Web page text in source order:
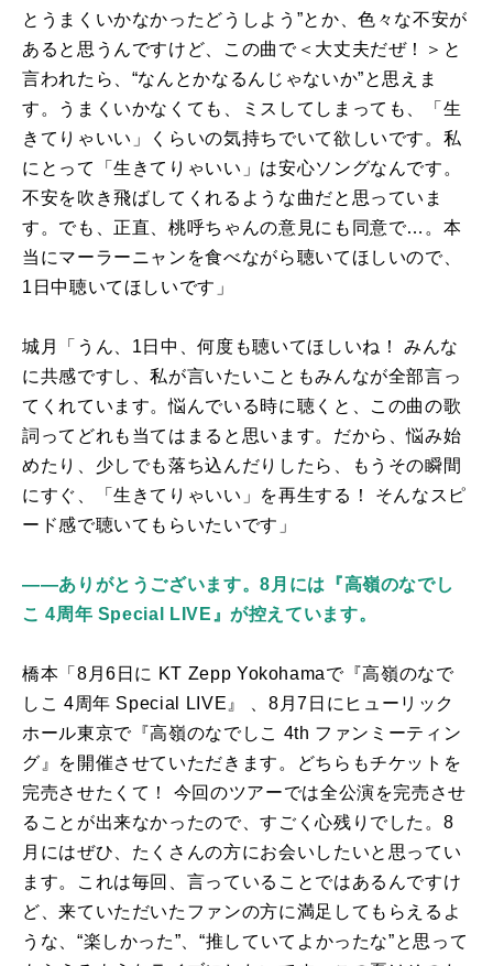
とうまくいかなかったどうしよう”とか、色々な不安が
あると思うんですけど、この曲で＜大丈夫だぜ！＞と
言われたら、“なんとかなるんじゃないか”と思えま
す。うまくいかなくても、ミスしてしまっても、「生
きてりゃいい」くらいの気持ちでいて欲しいです。私
にとって「生きてりゃいい」は安心ソングなんです。
不安を吹き飛ばしてくれるような曲だと思っていま
す。でも、正直、桃呼ちゃんの意見にも同意で…。本
当にマーラーニャンを食べながら聴いてほしいので、
1日中聴いてほしいです」
城月「うん、1日中、何度も聴いてほしいね！ みんな
に共感ですし、私が言いたいこともみんなが全部言っ
てくれています。悩んでいる時に聴くと、この曲の歌
詞ってどれも当てはまると思います。だから、悩み始
めたり、少しでも落ち込んだりしたら、もうその瞬間
にすぐ、「生きてりゃいい」を再生する！ そんなスピ
ード感で聴いてもらいたいです」
――ありがとうございます。8月には『高嶺のなでし
こ 4周年 Special LIVE』が控えています。
橋本「 8 月6 日に KT Zepp Yokohamaで『高嶺のなで
しこ 4周年 Special LIVE 』 、8 月7 日にヒューリック
ホール東京で『高嶺のなでしこ 4th ファンミーティン
グ』を開催させていただきます。どちらもチケットを
完売させたくて！ 今回のツアーでは全公演を完売させ
ることが出来なかったので、すごく心残りでした。8
月にはぜひ、たくさんの方にお会いしたいと思ってい
ます。これは毎回、言っていることではあるんですけ
ど、来ていただいたファンの方に満足してもらえるよ
うな、“楽しかった”、“推していてよかったな”と思って